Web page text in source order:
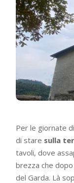
Per le giornate
di stare sulla
tavoli, dove
brezza che
del Garda. Là